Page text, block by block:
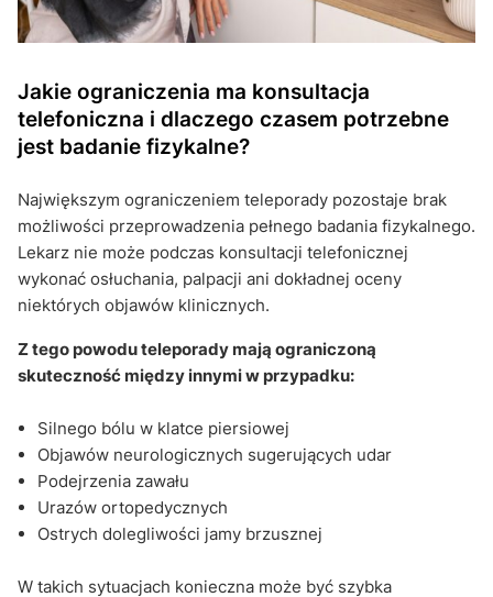
Jakie ograniczenia ma konsultacja
telefoniczna i dlaczego czasem potrzebne
jest badanie fizykalne?
Największym ograniczeniem teleporady pozostaje brak
możliwości przeprowadzenia pełnego badania fizykalnego.
Lekarz nie może podczas konsultacji telefonicznej
wykonać osłuchania, palpacji ani dokładnej oceny
niektórych objawów klinicznych.
Z tego powodu teleporady mają ograniczoną
skuteczność między innymi w przypadku:
Silnego bólu w klatce piersiowej
Objawów neurologicznych sugerujących udar
Podejrzenia zawału
Urazów ortopedycznych
Ostrych dolegliwości jamy brzusznej
W takich sytuacjach konieczna może być szybka